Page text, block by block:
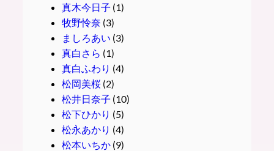
真木今日子 (1)
牧野怜奈 (3)
ましろあい (3)
真白さら (1)
真白ふわり (4)
松岡美桜(2)
松井日奈子 (10)
松下ひかり (5)
松永あかり (4)
松本いちか(9)